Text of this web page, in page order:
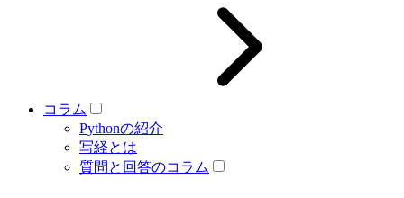
コラム
Pythonの紹介
写経とは
質問と回答のコラム